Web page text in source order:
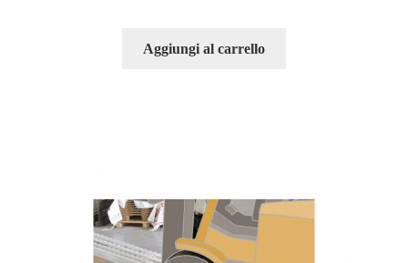
Aggiungi al carrello